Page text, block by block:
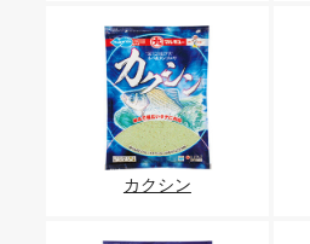
カクシン